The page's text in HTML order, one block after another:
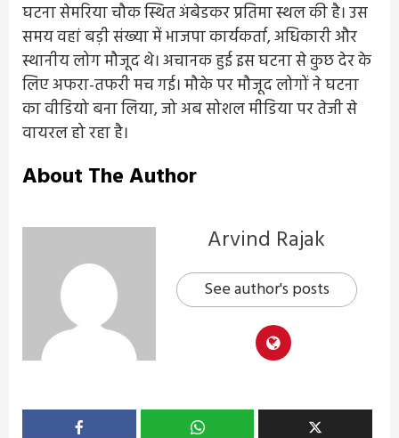
घटना सेमरिया चौक स्थित अंबेडकर प्रतिमा स्थल की है। उस
समय वहां बड़ी संख्या में भाजपा कार्यकर्ता, अधिकारी और
स्थानीय लोग मौजूद थे। अचानक हुई इस घटना से कुछ देर के
लिए अफरा-तफरी मच गई। मौके पर मौजूद लोगों ने घटना
का वीडियो बना लिया, जो अब सोशल मीडिया पर तेजी से
वायरल हो रहा है।
About The Author
Arvind Rajak
See author's posts